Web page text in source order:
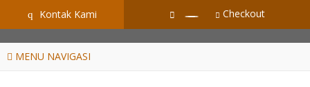
GiD8uLW6vpL7i8XJXmPR9QRyZq0s2cGcUNZ3_owToDY
q Kontak Kami Checkout
MENU NAVIGASI